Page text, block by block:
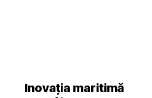
Inovația maritimă